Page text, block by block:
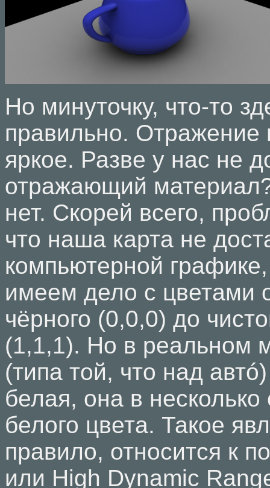
Но минуточку, что-то
правильно. Отражение
яркое. Разве у нас не
отражающий
нет. Скорей всего,
что наша карта не
компьютерной
имеем дело с цветами
чёрного (0,0,0) до
(1,1,1). Но в реальном
(типа той, что над
белая, она в несколько
белого цвета. Такое
правило, относится к
или High Dynamic